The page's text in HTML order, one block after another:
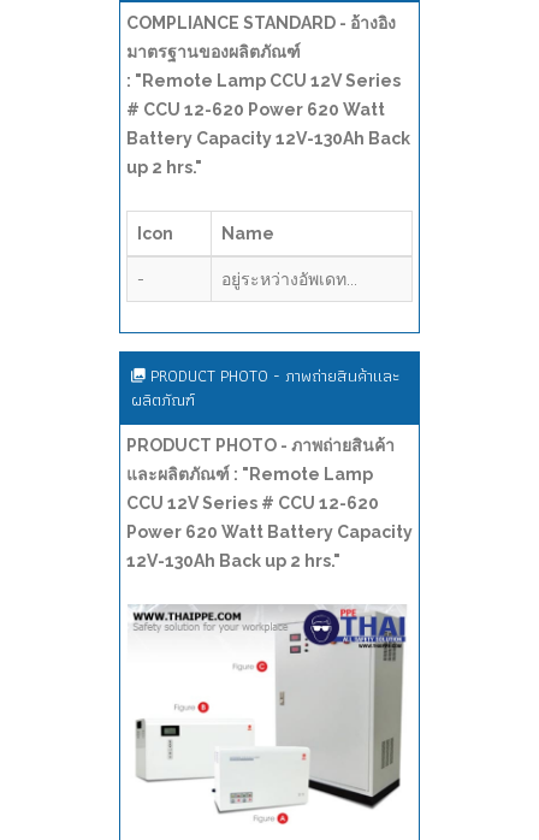
COMPLIANCE STANDARD - อ้างอิง
มาตรฐานของผลิตภัณฑ์
: "Remote Lamp CCU 12V Series
# CCU 12-620 Power 620 Watt
Battery Capacity 12V-130Ah Back
up 2 hrs."
Icon Name
- อยู่ระหว่างอัพเดท...
PRODUCT PHOTO - ภาพถ่ายสินค้าและ
ผลิตภัณฑ์
PRODUCT PHOTO - ภาพถ่ายสินค้า
และผลิตภัณฑ์ : "Remote Lamp
CCU 12V Series # CCU 12-620
Power 620 Watt Battery Capacity
12V-130Ah Back up 2 hrs."